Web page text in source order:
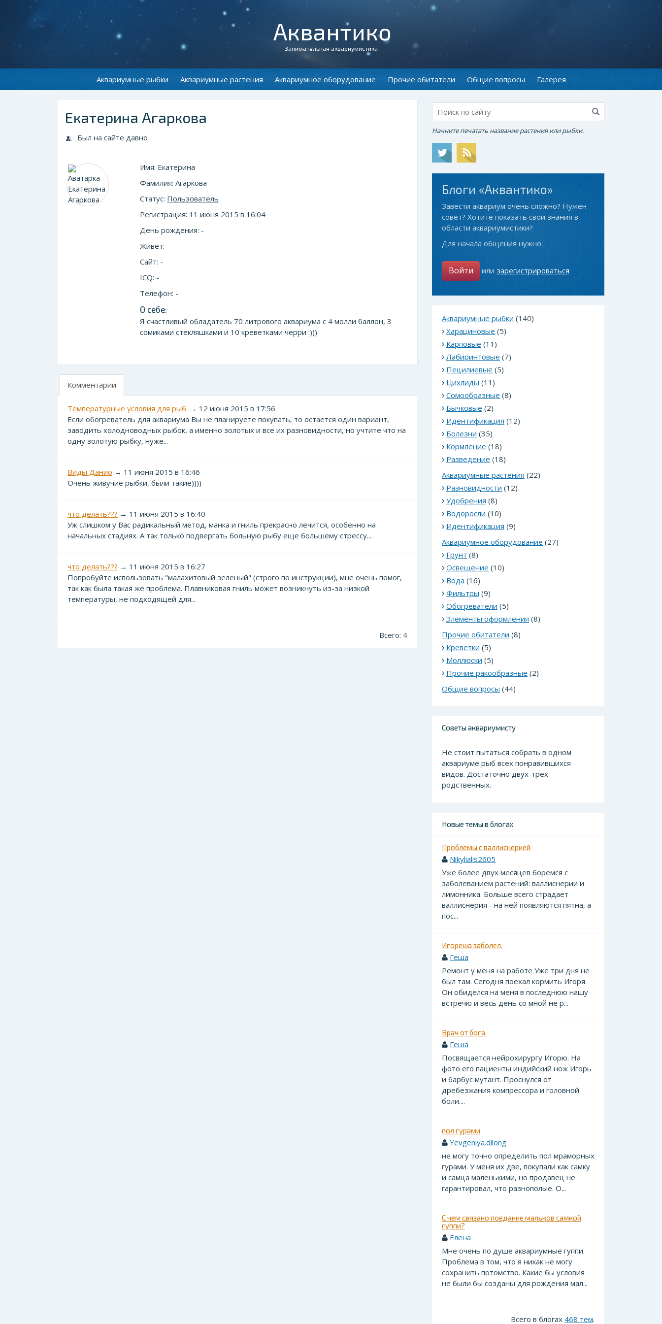
Аквантико
Занимательная аквариумистика
Аквариумные рыбки Аквариумные растения Аквариумное оборудование Прочие обитатели Общие вопросы Галерея
Екатерина Агаркова
Был на сайте давно
Имя: Екатерина
Фамилия: Агаркова
Статус: Пользователь
Регистрация: 11 июня 2015 в 16:04
День рождения: -
Живёт: -
Сайт: -
ICQ: -
Телефон: -
О себе:
Я счастливый обладатель 70 литрового аквариума с 4 молли баллон, 3
сомиками стекляшками и 10 креветками черри :)))
Комментарии
Температурные условия для рыб. → 12 июня 2015 в 17:56
Если обогреватель для аквариума Вы не планируете покупать, то остается один вариант,
заводить холодноводных рыбок, а именно золотых и все их разновидности, но учтите что на
одну золотую рыбку, нуже...
Виды Данио → 11 июня 2015 в 16:46
Очень живучие рыбки, были такие))))
что делать??? → 11 июня 2015 в 16:40
Уж слишком у Вас радикальный метод, манка и гниль прекрасно лечится, особенно на
начальных стадиях. А так только подвергать больную рыбу еще большему стрессу....
что делать??? → 11 июня 2015 в 16:27
Попробуйте использовать "малахитовый зеленый" (строго по инструкции), мне очень помог,
так как была такая же проблема. Плавниковая гниль может возникнуть из-за низкой
температуры, не подходящей для...
Всего: 4
Начните печатать название растения или рыбки.
Блоги «Аквантико»
Завести аквариум очень сложно? Нужен
совет? Хотите показать свои знания в
области аквариумистики?
Для начала общения нужно:
Войти илизарегистрироваться
Аквариумные рыбки (140)
Харациновые (5)
Карповые (11)
Лабиринтовые (7)
Пецилиевые (5)
Цихлиды (11)
Сомообразные (8)
Бычковые (2)
Идентификация (12)
Болезни (35)
Кормление (18)
Разведение (18)
Аквариумные растения (22)
Разновидности (12)
Удобрения (8)
Водоросли (10)
Идентификация (9)
Аквариумное оборудование (27)
Грунт (8)
Освещение (10)
Вода (16)
Фильтры (9)
Обогреватели (5)
Элементы оформления (8)
Прочие обитатели (8)
Креветки (5)
Моллюски (5)
Прочие ракообразные (2)
Общие вопросы (44)
Советы аквариумисту
Не стоит пытаться собрать в одном
аквариуме рыб всех понравившихся
видов. Достаточно двух-трех
родственных.
Новые темы в блогах
Проблемы с валлиснерией
Nikylialis2605
Уже более двух месяцев боремся с
заболеванием растений: валлиснерии и
лимонника. Больше всего страдает
валлиснерия - на ней появляются пятна, а
пос...
Игореша заболел.
Геша
Ремонт у меня на работе Уже три дня не
был там. Сегодня поехал кормить Игоря.
Он обиделся на меня в последнюю нашу
встречю и весь день со мной не р...
Врач от бога.
Геша
Посвящается нейрохирургу Игорю. На
фото его пациенты индийский нож Игорь
и барбус мутант. Проснулся от
дребезжания компрессора и головной
боли....
пол гурами
Yevgeniya.dilong
не могу точно определить пол мраморных
гурами. У меня их две, покупали как самку
и самца маленькими, но продавец не
гарантировал, что разнополые. О...
С чем связано поедание мальков самкой
гуппи?
Елена
Мне очень по душе аквариумные гуппи.
Проблема в том, что я никак не могу
сохранить потомство. Какие бы условия
не были бы созданы для рождения мал...
Всего в блогах 468 тем.